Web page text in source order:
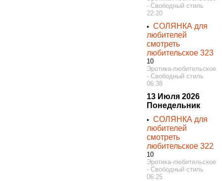
- Свободный стиль
22:20
•СОЛЯНКА для
любителей
смотреть
любительское 323
10
Эротика-любительское
- Свободный стиль
06:38
13 Июля 2026
Понедельник
•СОЛЯНКА для
любителей
смотреть
любительское 322
10
Эротика-любительское
- Свободный стиль
06:25